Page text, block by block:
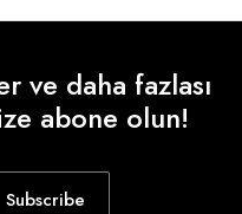
ve daha fazlası
abone olun!
Subscribe